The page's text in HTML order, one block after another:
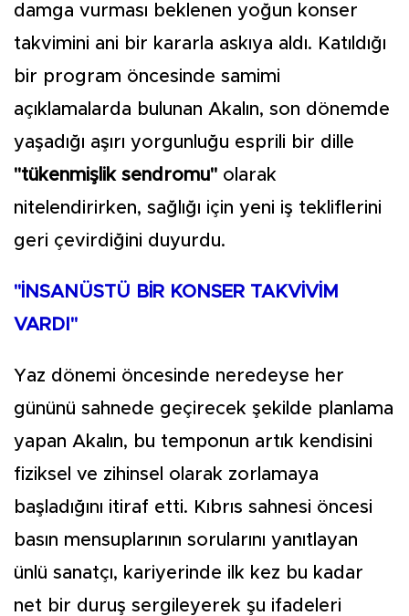
damga vurması beklenen yoğun konser
takvimini ani bir kararla askıya aldı. Katıldığı
bir program öncesinde samimi
açıklamalarda bulunan Akalın, son dönemde
yaşadığı aşırı yorgunluğu esprili bir dille
"tükenmişlik sendromu" olarak
nitelendirirken, sağlığı için yeni iş tekliflerini
geri çevirdiğini duyurdu.
"İNSANÜSTÜ BİR KONSER TAKVİVİM
VARDI"
Yaz dönemi öncesinde neredeyse her
gününü sahnede geçirecek şekilde planlama
yapan Akalın, bu temponun artık kendisini
fiziksel ve zihinsel olarak zorlamaya
başladığını itiraf etti. Kıbrıs sahnesi öncesi
basın mensuplarının sorularını yanıtlayan
ünlü sanatçı, kariyerinde ilk kez bu kadar
net bir duruş sergileyerek şu ifadeleri